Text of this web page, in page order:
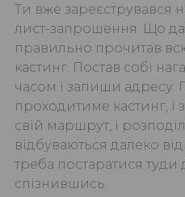
Ти вже зареєструвався
лист-запрошення. Що
правильно прочитав
кастинг. Постав собі
часом і запиши адресу.
проходитиме кастинг, і
свій маршрут, і
відбуваються далеко
треба постаратися туди
спізнившись.